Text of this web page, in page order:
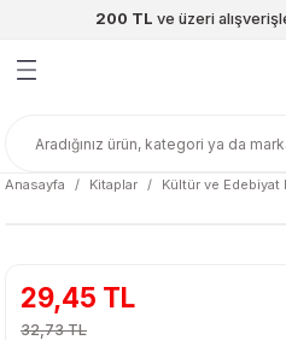
200 TL ve üzeri
Geri Dön
Geri Dön
Geri Dön
Geri Dön
Geri Dön
Geri Dön
Anasayfa
Kitaplar Kültür ve Edebiyat
29,45 TL
32,73 TL